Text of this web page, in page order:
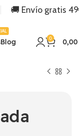
🚚 Envío gratis
Blog 0 0,00